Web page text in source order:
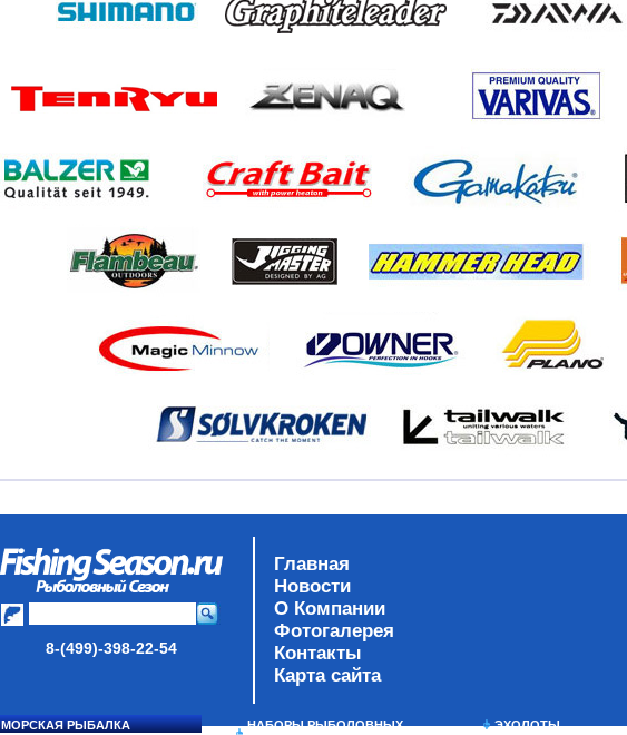
8-(499)-398-22-54
Главная
Новости
О Компании
Фотогалерея
Контакты
Карта сайта
МОРСКАЯ РЫБАЛКА
НАБОРЫ РЫБОЛОВНЫХ
ЭХОЛОТЫ